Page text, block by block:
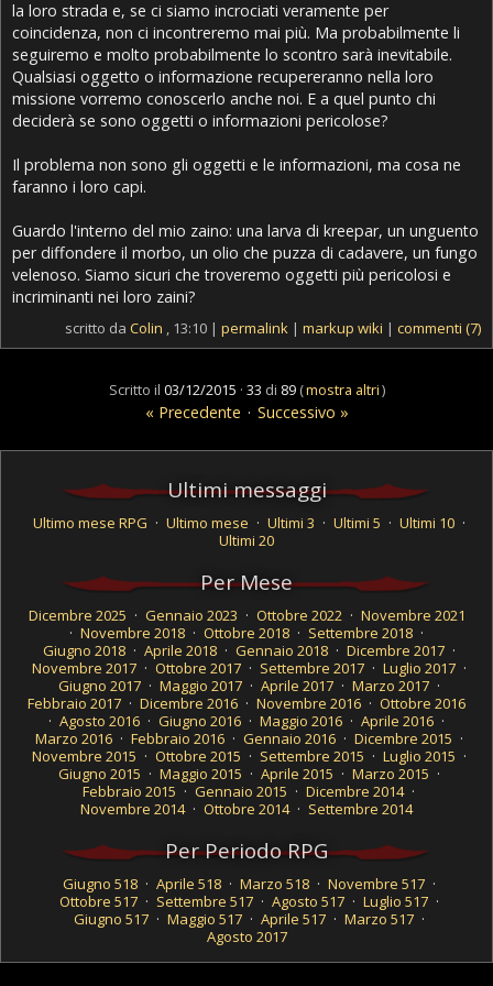
la loro strada e, se ci siamo incrociati veramente per
coincidenza, non ci incontreremo mai più. Ma probabilmente li
seguiremo e molto probabilmente lo scontro sarà inevitabile.
Qualsiasi oggetto o informazione recupereranno nella loro
missione vorremo conoscerlo anche noi. E a quel punto chi
deciderà se sono oggetti o informazioni pericolose?
Il problema non sono gli oggetti e le informazioni, ma cosa ne
faranno i loro capi.
Guardo l'interno del mio zaino: una larva di kreepar, un unguento
per diffondere il morbo, un olio che puzza di cadavere, un fungo
velenoso. Siamo sicuri che troveremo oggetti più pericolosi e
incriminanti nei loro zaini?
scritto da Colin , 13:10 | permalink | markup wiki | commenti (7)
Scritto il 03/12/2015 · 33 di 89(mostra altri)
« Precedente · Successivo »
Ultimi messaggi
Ultimo mese RPG · Ultimo mese · Ultimi 3 · Ultimi 5 · Ultimi 10 ·
Ultimi 20
Per Mese
Dicembre 2025 · Gennaio 2023 · Ottobre 2022 · Novembre 2021
· Novembre 2018 · Ottobre 2018 · Settembre 2018 ·
Giugno 2018 · Aprile 2018 · Gennaio 2018 · Dicembre 2017 ·
Novembre 2017 · Ottobre 2017 · Settembre 2017 · Luglio 2017 ·
Giugno 2017 · Maggio 2017 · Aprile 2017 · Marzo 2017 ·
Febbraio 2017 · Dicembre 2016 · Novembre 2016 · Ottobre 2016
· Agosto 2016 · Giugno 2016 · Maggio 2016 · Aprile 2016 ·
Marzo 2016 · Febbraio 2016 · Gennaio 2016 · Dicembre 2015 ·
Novembre 2015 · Ottobre 2015 · Settembre 2015 · Luglio 2015 ·
Giugno 2015 · Maggio 2015 · Aprile 2015 · Marzo 2015 ·
Febbraio 2015 · Gennaio 2015 · Dicembre 2014 ·
Novembre 2014 · Ottobre 2014 · Settembre 2014
Per Periodo RPG
Giugno 518 · Aprile 518 · Marzo 518 · Novembre 517 ·
Ottobre 517 · Settembre 517 · Agosto 517 · Luglio 517 ·
Giugno 517 · Maggio 517 · Aprile 517 · Marzo 517 ·
Agosto 2017